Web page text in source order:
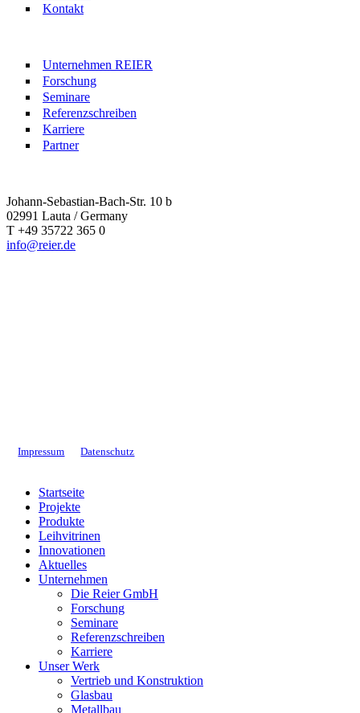
Kontakt
Unternehmen REIER
Forschung
Seminare
Referenzschreiben
Karriere
Partner
Johann-Sebastian-Bach-Str. 10 b
02991 Lauta / Germany
T +49 35722 365 0
info@reier.de
Impressum Datenschutz
Close
Menu
Startseite
Projekte
Produkte
Leihvitrinen
Innovationen
Aktuelles
Unternehmen
Die Reier GmbH
Forschung
Seminare
Referenzschreiben
Karriere
Unser Werk
Vertrieb und Konstruktion
Glasbau
Metallbau